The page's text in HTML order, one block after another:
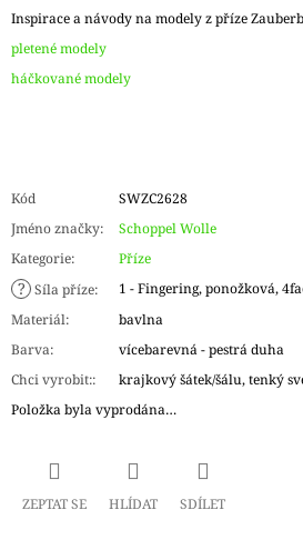
Inspirace a návody na modely z příze
pletené modely
háčkované modely
Kód
SWZC2628
Jméno značky:
Schoppel Wolle
Kategorie: Příze
? Síla příze:
1 - Fingering, ponožková,
Materiál:
bavlna
Barva:
vícebarevná - pestrá duha
Chci vyrobit::
krajkový šátek/šálu, tenký
Položka byla vyprodána…
ZEPTAT SE HLÍDAT SDÍLET